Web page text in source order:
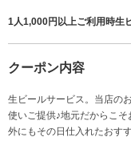
1人1,000円以上ご利用時生
クーポン内容
生ビールサービス。当店の
使いご提供♪地元だからこ
外にもその日仕入れたおす